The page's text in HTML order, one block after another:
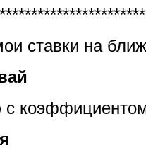
ставки на